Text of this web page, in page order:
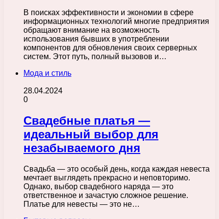
В поисках эффективности и экономии в сфере
информационных технологий многие предприятия
обращают внимание на возможность
использования бывших в употреблении
компонентов для обновления своих серверных
систем. Этот путь, полный вызовов и…
Мода и стиль
28.04.2024
0
Свадебные платья —
идеальный выбор для
незабываемого дня
Свадьба — это особый день, когда каждая невеста
мечтает выглядеть прекрасно и неповторимо.
Однако, выбор свадебного наряда — это
ответственное и зачастую сложное решение.
Платье для невесты — это не…